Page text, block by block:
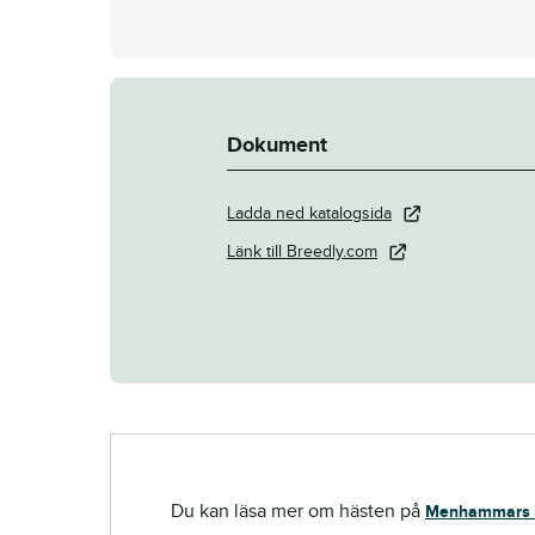
Dokument
Ladda ned katalogsida
Länk till Breedly.com
Du kan läsa mer om hästen på